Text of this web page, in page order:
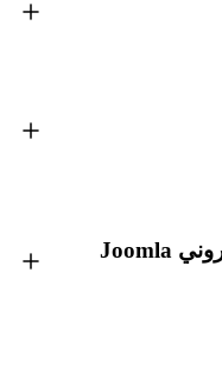
كيف يمكنني ترحيل موقعي الإلكتروني Joomla